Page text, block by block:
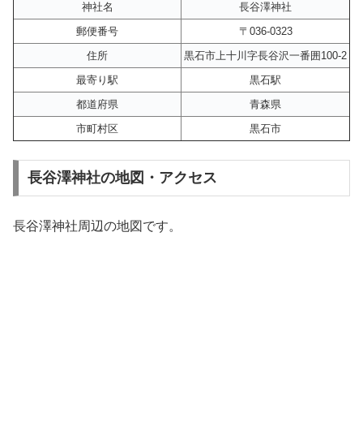
神社名
長谷澤神社
郵便番号
〒036-0323
住所
黒石市上十川字長谷沢一番囲100-2
最寄り駅
黒石駅
都道府県
青森県
市町村区
黒石市
長谷澤神社の地図・アクセス
長谷澤神社周辺の地図です。